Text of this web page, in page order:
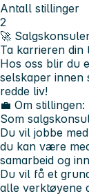
Antall stillinger
2
🚀
Ta karrieren din
Hos oss blir du
selskaper innen
redde liv!
💼 Om stillingen:
Som
Du vil jobbe
du kan være
samarbeid og
Du vil få et
alle verktøyene